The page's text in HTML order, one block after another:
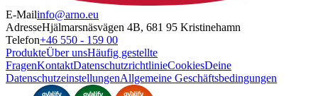
E-Mailinfo@arno.eu
AdresseHjälmarsnäsvägen 4B, 681 95 Kristinehamn
Telefon+46 550 - 159 00
ProdukteÜber unsHäufig gestellte
FragenKontaktDatenschutzrichtlinieCookiesDeine
DatenschutzeinstellungenAllgemeine Geschäftsbedingungen